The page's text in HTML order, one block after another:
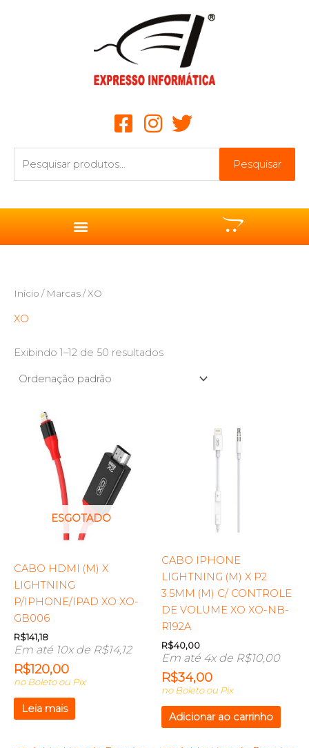
por:
Pesquisar
Início / Marcas / XO
XO
Exibindo 1–12 de 50 resultados
ESGOTADO
CABO HDMI (M) X
LIGHTNING
P/IPHONE/IPAD XO XO-
GB006
R$141,18
Em até 10x de R$14,12
R$120,00
no Boleto ou Pix
Leia mais
CABO IPHONE
LIGHTNING (M) X P2
3.5MM (M) C/ CONTROLE
DE VOLUME XO XO-NB-
R192A
R$40,00
Em até 4x de R$10,00
R$34,00
no Boleto ou Pix
Adicionar ao carrinho